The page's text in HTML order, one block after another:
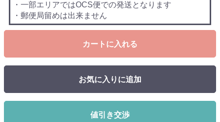
・一部エリアではOCS便での発送となります
・郵便局留めは出来ません
カートに入れる
お気に入りに追加
値引き交渉